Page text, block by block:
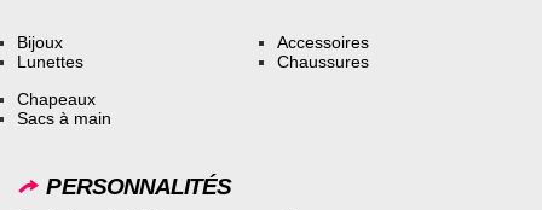
Bijoux
Lunettes
Accessoires
Chaussures
Chapeaux
Sacs à main
PERSONNALITÉS